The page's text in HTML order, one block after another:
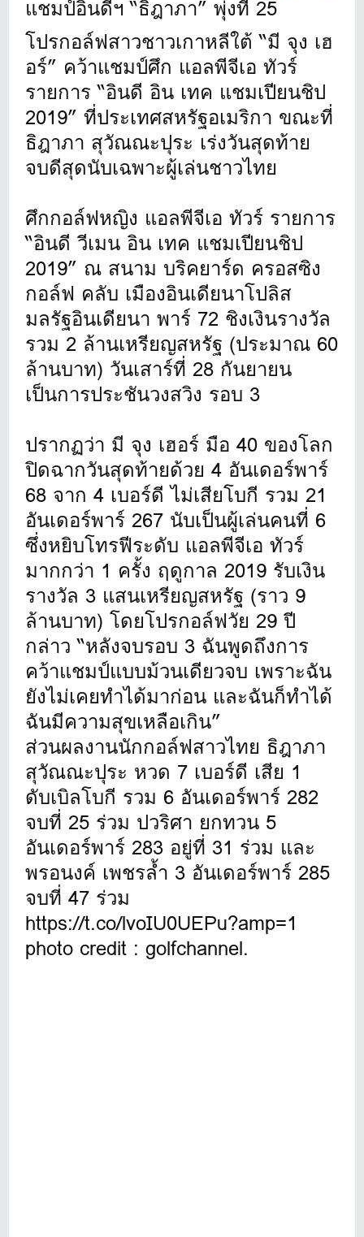
โปรกอล์ฟสาวชาวเกาหลีใต้ “มี จุง เฮ
อร์” คว้าแชมป์ศึก แอลพีจีเอ ทัวร์
รายการ “อินดี อิน เทค แชมเปียนชิป
2019” ที่ประเทศสหรัฐอเมริกา ขณะที่
ธิฎาภา สุวัณณะปุระ เร่งวันสุดท้าย
จบดีสุดนับเฉพาะผู้เล่นชาวไทย
ศึกกอล์ฟหญิง แอลพีจีเอ ทัวร์ รายการ
“อินดี วีเมน อิน เทค แชมเปียนชิป
2019” ณ สนาม บริคยาร์ด ครอสซิง
กอล์ฟ คลับ เมืองอินเดียนาโปลิส
มลรัฐอินเดียนา พาร์ 72 ชิงเงินรางวัล
รวม 2 ล้านเหรียญสหรัฐ (ประมาณ 60
ล้านบาท) วันเสาร์ที่ 28 กันยายน
เป็นการประชันวงสวิง รอบ 3
ปรากฏว่า มี จุง เฮอร์ มือ 40 ของโลก
ปิดฉากวันสุดท้ายด้วย 4 อันเดอร์พาร์
68 จาก 4 เบอร์ดี ไม่เสียโบกี รวม 21
อันเดอร์พาร์ 267 นับเป็นผู้เล่นคนที่ 6
ซึ่งหยิบโทรฟีระดับ แอลพีจีเอ ทัวร์
มากกว่า 1 ครั้ง ฤดูกาล 2019 รับเงิน
รางวัล 3 แสนเหรียญสหรัฐ (ราว 9
ล้านบาท) โดยโปรกอล์ฟวัย 29 ปี
กล่าว “หลังจบรอบ 3 ฉันพูดถึงการ
คว้าแชมป์แบบม้วนเดียวจบ เพราะฉัน
ยังไม่เคยทำได้มาก่อน และฉันก็ทำได้
ฉันมีความสุขเหลือเกิน”
ส่วนผลงานนักกอล์ฟสาวไทย ธิฎาภา
สุวัณณะปุระ หวด 7 เบอร์ดี เสีย 1
ดับเบิลโบกี รวม 6 อันเดอร์พาร์ 282
จบที่ 25 ร่วม ปวริศา ยกทวน 5
อันเดอร์พาร์ 283 อยู่ที่ 31 ร่วม และ
พรอนงค์ เพชรล้ำ 3 อันเดอร์พาร์ 285
จบที่ 47 ร่วม
https://t.co/lvoIU0UEPu?amp=1
photo credit : golfchannel.